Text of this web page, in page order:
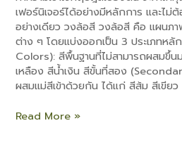
เฟอร์นิเจอร์ได้อย่างมีหลักการ และไม่
อย่างเดียว วงล้อสี วงล้อสี คือ แผนภ
ต่าง ๆ โดยแบ่งออกเป็น 3 ประเภทห
Colors): สีพื้นฐานที่ไม่สามารถผสมขึ้น
เหลือง สีน้ำเงิน สีขั้นที่สอง
ผสมแม่สีเข้าด้วยกัน ได้แก่ สีส้ม สีเขีย
Read More »